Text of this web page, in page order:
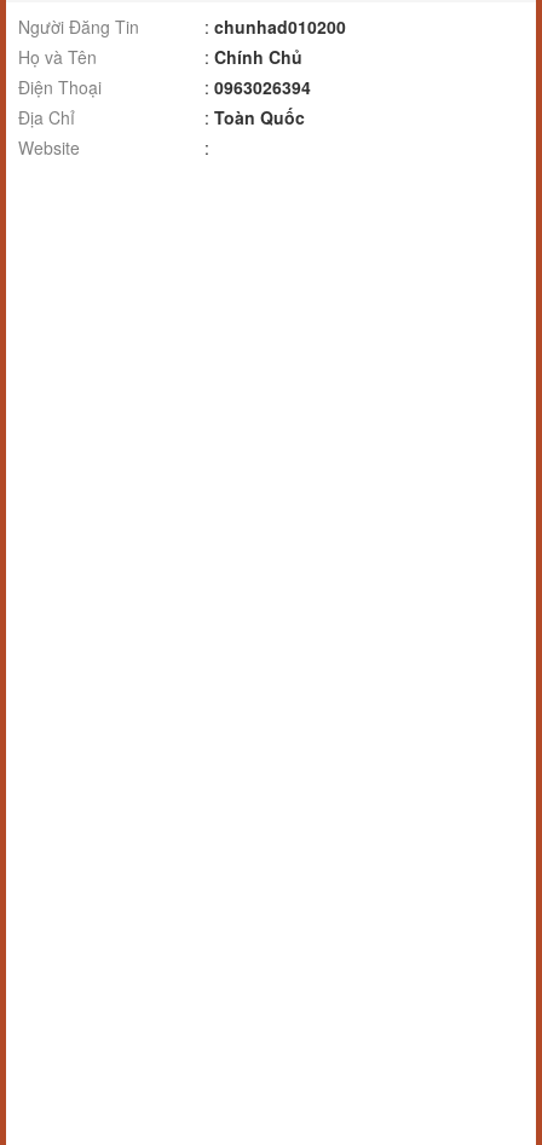
Người Đăng Tin : chunhad010200
Họ và Tên
: Chính Chủ
Điện Thoại
: 0963026394
Địa Chỉ
: Toàn Quốc
Website
: